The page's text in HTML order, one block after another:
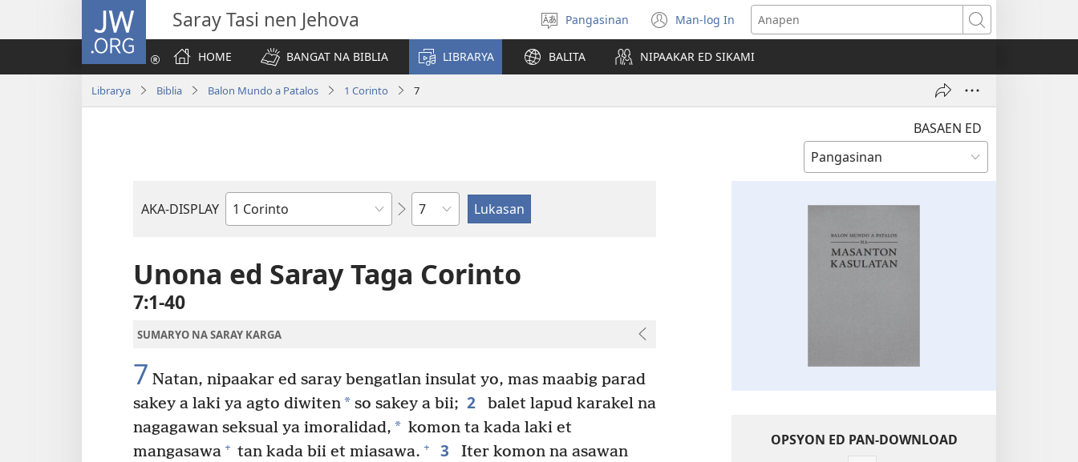
JW.ORG Saray Tasi nen Jehova
Manpili
na
Lenguahe
Pangasinan Man-log In
(opens
new
window)
Anapen
HOME
BANGAT NA BIBLIA LIBRARYA BALITA NIPAAKAR ED SIKAMI
Librarya Biblia Balon Mundo a Patalos 1 Corinto 7
BASAEN ED
AKA-DISPLAY
Libro
Biblia
Kapitulo
Unona ed Saray Taga Corinto
7:1-40
SUMARYO NA SARAY KARGA
7 Natan, nipaakar ed saray bengatlan insulat yo, mas maabig parad
sakey a laki ya agto diwiten* so sakey a bii; 2
balet lapud karakel na
nagagawan seksual ya imoralidad, * komon ta kada laki et
mangasawa + tan kada bii et miasawa. + 3
Iter komon na asawan
OPSYON ED PAN-DOWNLOAD